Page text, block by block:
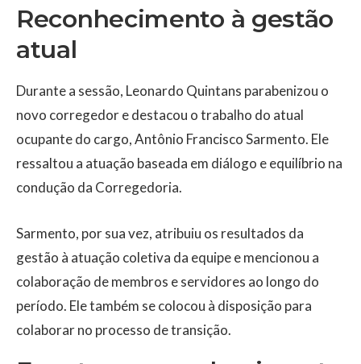
Reconhecimento à gestão
atual
Durante a sessão, Leonardo Quintans parabenizou o
novo corregedor e destacou o trabalho do atual
ocupante do cargo,Antônio Francisco Sarmento. Ele
ressaltou a atuação baseada em diálogo e equilíbrio na
condução da Corregedoria.
Sarmento, por sua vez, atribuiu os resultados da
gestão à atuação coletiva da equipe e mencionou a
colaboração de membros e servidores ao longo do
período. Ele também se colocou à disposição para
colaborar no processo de transição.